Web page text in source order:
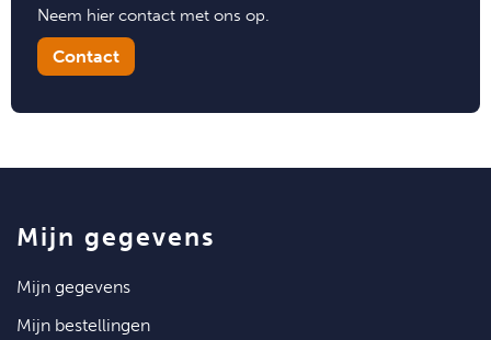
Neem hier contact met ons op.
Contact
mijn gegevens
mijn gegevens
mijn bestellingen